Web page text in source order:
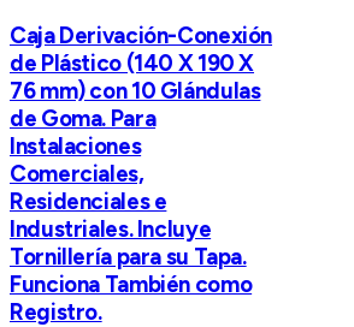
Caja Derivación-Conexión
de Plástico (140 X 190 X
76 mm) con 10 Glándulas
de Goma. Para
Instalaciones
Comerciales,
Residenciales e
Industriales. Incluye
Tornillería para su Tapa.
Funciona También como
Registro.